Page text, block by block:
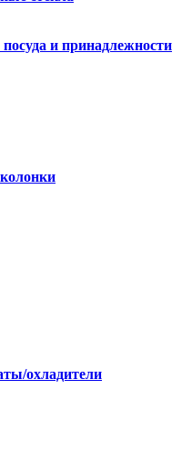
и принадлежности
охладители